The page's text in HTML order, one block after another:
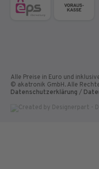
Alle Preise in Euro und
© akatronik GmbH. Alle
Datenschutzerklärung /